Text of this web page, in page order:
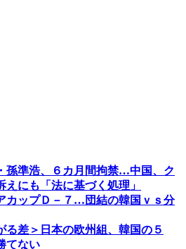
孫準浩、６カ月間拘禁…中国、ク
えにも「法に基づく処理」
カップＤ－７…団結の韓国ｖｓ分
る差＞日本の欧州組、韓国の５
てない